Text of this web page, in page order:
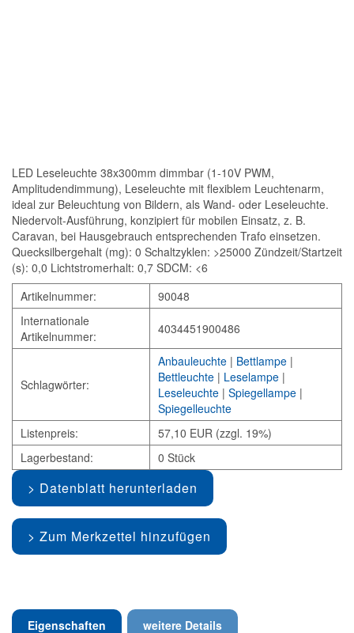
LED Leseleuchte 38x300mm dimmbar (1-10V PWM,
Amplitudendimmung), Leseleuchte mit flexiblem Leuchtenarm,
ideal zur Beleuchtung von Bildern, als Wand- oder Leseleuchte.
Niedervolt-Ausführung, konzipiert für mobilen Einsatz, z. B.
Caravan, bei Hausgebrauch entsprechenden Trafo einsetzen.
Quecksilbergehalt (mg): 0 Schaltzyklen: >25000 Zündzeit/Startzeit
(s): 0,0 Lichtstromerhalt: 0,7 SDCM: <6
Artikelnummer:
90048
Internationale
Artikelnummer:
4034451900486
Schlagwörter:
Anbauleuchte | Bettlampe |
Bettleuchte | Leselampe |
Leseleuchte | Spiegellampe |
Spiegelleuchte
Listenpreis:
57,10 EUR (zzgl. 19%)
Lagerbestand:
0 Stück
Datenblatt herunterladen
Zum Merkzettel hinzufügen
Eigenschaften weitere Details